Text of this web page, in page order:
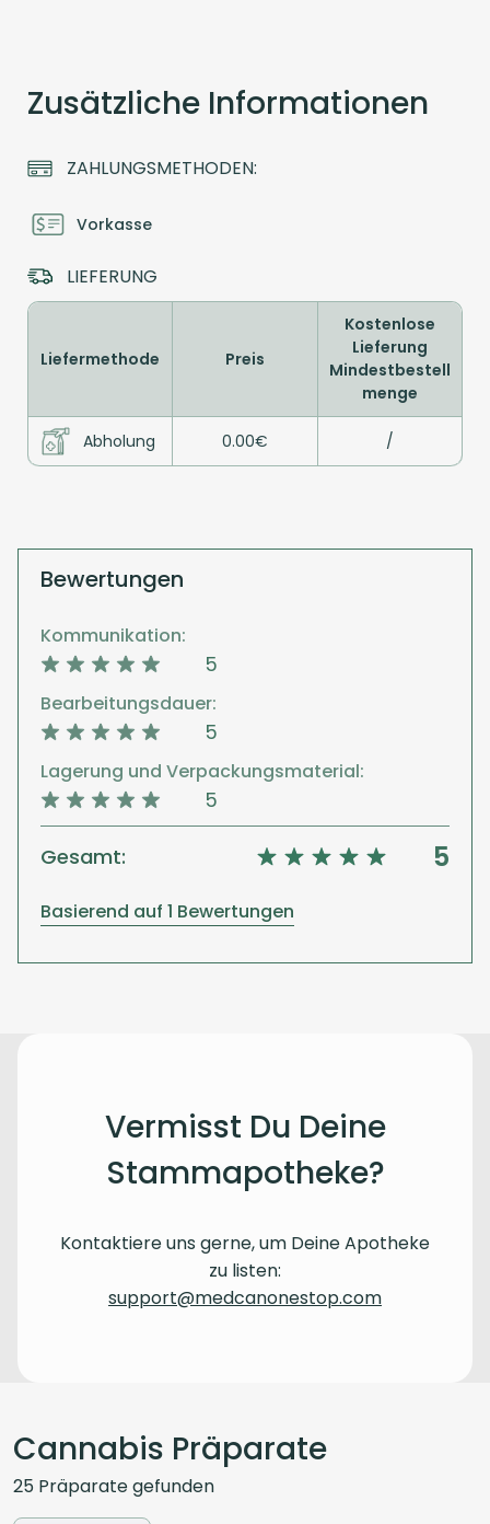
Zusätzliche Informationen
ZAHLUNGSMETHODEN:
Vorkasse
LIEFERUNG
Liefermethode Preis
Kostenlose
Lieferung
Mindestbestell
menge
Abholung 0.00€ /
Bewertungen
Kommunikation:
5
Bearbeitungsdauer:
5
Lagerung und Verpackungsmaterial:
5
Gesamt: 5
Basierend auf 1 Bewertungen
Vermisst Du Deine
Stammapotheke?
Kontaktiere uns gerne, um Deine Apotheke
zu listen:
support@medcanonestop.com
Cannabis Präparate
25 Präparategefunden